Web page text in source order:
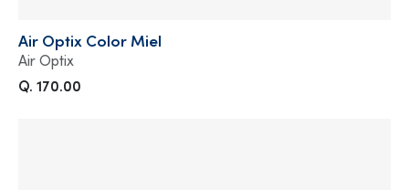
Air Optix Color Miel
Air Optix
Q. 170.00